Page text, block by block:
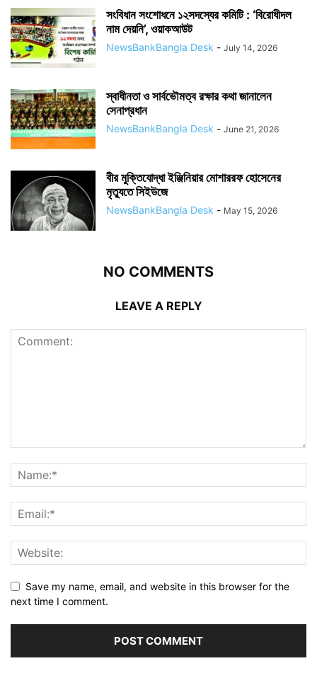
সংবিধান সংশোধনে ১২সদস্যের কমিটি : ‘বিরোধীদল
নাম দেয়নি’, ওয়াকআউট
NewsBankBangla Desk - July 14, 2026
স্বাধীনতা ও সার্বভৌমত্ব রক্ষার কথা জানালেন
সেনাপ্রধান
NewsBankBangla Desk - June 21, 2026
বীর মুক্তিযোদ্ধা ইঞ্জিনিয়ার মোশাররফ হোসেনের
মৃত্যুতে সিইউজে
NewsBankBangla Desk - May 15, 2026
NO COMMENTS
LEAVE A REPLY
Save my name, email, and website in this browser for the
next time I comment.